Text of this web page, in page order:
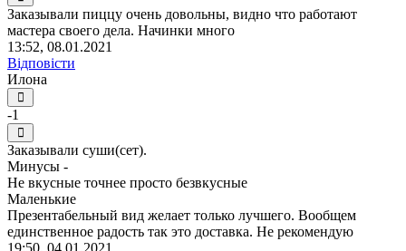
Заказывали пиццу очень довольны, видно что работают
мастера своего дела. Начинки много
13:52, 08.01.2021
Відповісти
Илона
-1
Заказывали суши(сет).
Минусы -
Не вкусные точнее просто безвкусные
Маленькие
Презентабельный вид желает только лучшего. Вообщем
единственное радость так это доставка. Не рекомендую
19:50, 04.01.2021